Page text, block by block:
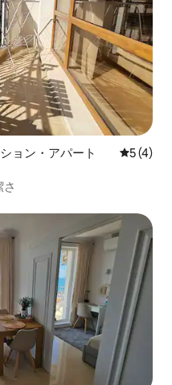
ョン・アパート レビュー
5 (4)